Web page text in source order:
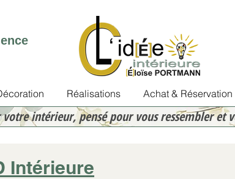
Réalisations Achat &
intérieur, pensé pour vous ressembler et
Intérieure